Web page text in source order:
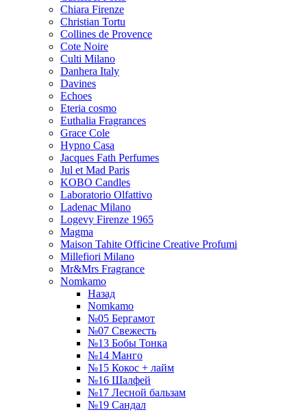
Chiara Firenze
Christian Tortu
Collines de Provence
Cote Noire
Culti Milano
Danhera Italy
Davines
Echoes
Eteria cosmo
Euthalia Fragrances
Grace Cole
Hypno Casa
Jacques Fath Perfumes
Jul et Mad Paris
KOBO Candles
Laboratorio Olfattivo
Ladenac Milano
Logevy Firenze 1965
Magma
Maison Tahite Officine Creative Profumi
Millefiori Milano
Mr&Mrs Fragrance
Nomkamo
Назад
Nomkamo
№05 Бергамот
№07 Свежесть
№13 Бобы Тонка
№14 Манго
№15 Кокос + лайм
№16 Шалфей
№17 Лесной бальзам
№19 Сандал